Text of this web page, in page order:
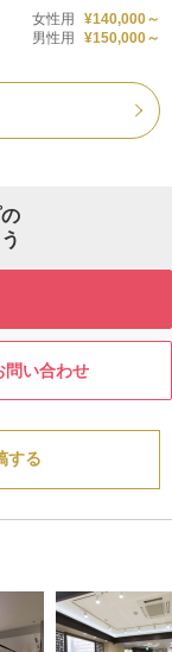
グ】
女性用
¥140,000～
男性用
¥150,000～
問い合わせ
する